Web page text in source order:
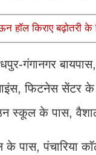
हॉल किराए बढ़ोतरी
गंगानगर बायपास,
फिटनेस सेंटर के
स्कूल के पास,
पास, पंचारिया